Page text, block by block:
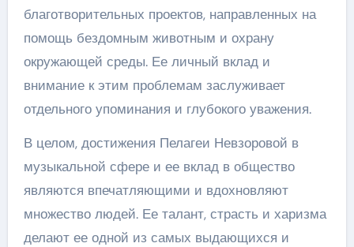
благотворительных проектов, направленных на
помощь бездомным животным и охрану
окружающей среды. Ее личный вклад и
внимание к этим проблемам заслуживает
отдельного упоминания и глубокого уважения.
В целом, достижения Пелагеи Невзоровой в
музыкальной сфере и ее вклад в общество
являются впечатляющими и вдохновляют
множество людей. Ее талант, страсть и харизма
делают ее одной из самых выдающихся и